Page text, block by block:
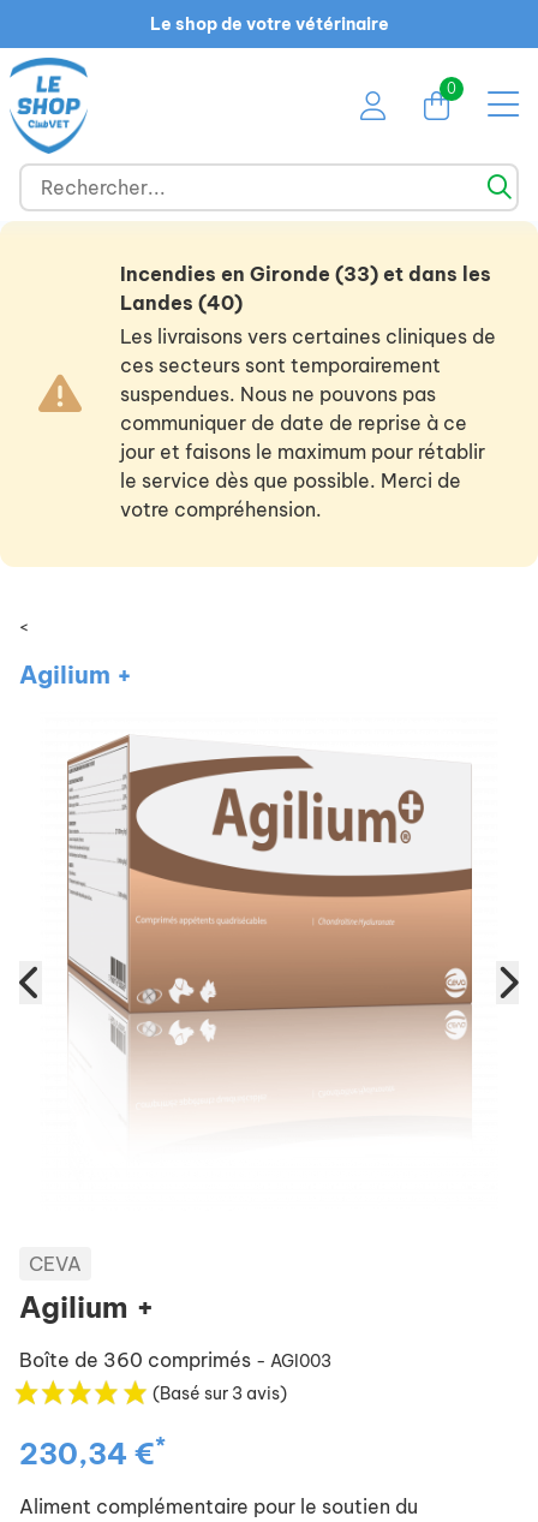
Le shop de votre vétérinaire
0
Incendies en Gironde (33) et dans les
Landes (40)
Les livraisons vers certaines cliniques de
ces secteurs sont temporairement
suspendues. Nous ne pouvons pas
communiquer de date de reprise à ce
jour et faisons le maximum pour rétablir
le service dès que possible. Merci de
votre compréhension.
<
Agilium +
CEVA
Agilium +
Boîte de 360 comprimés - AGI003
(Basé sur 3 avis)
230,34 €*
Aliment complémentaire pour le soutien du